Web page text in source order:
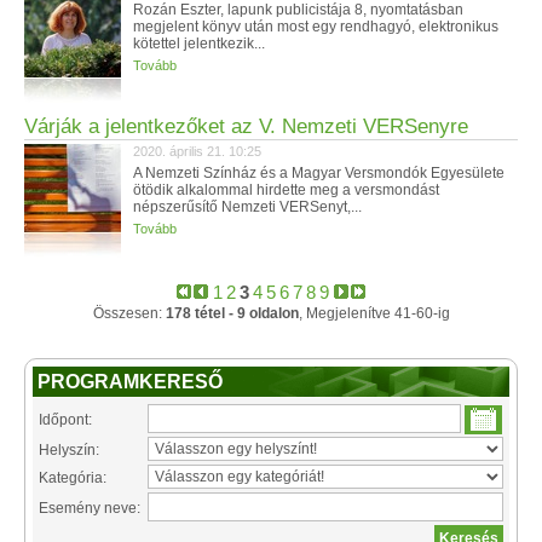
Rozán Eszter, lapunk publicistája 8, nyomtatásban
megjelent könyv után most egy rendhagyó, elektronikus
kötettel jelentkezik...
Tovább
Várják a jelentkezőket az V. Nemzeti VERSenyre
2020. április 21. 10:25
A Nemzeti Színház és a Magyar Versmondók Egyesülete
ötödik alkalommal hirdette meg a versmondást
népszerűsítő Nemzeti VERSenyt,...
Tovább
1 23456789
Összesen: 178 tétel - 9 oldalon, Megjelenítve 41-60-ig
PROGRAMKERESŐ
Időpont:
Helyszín:
Kategória:
Esemény neve: